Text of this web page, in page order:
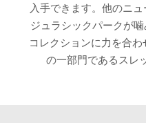
入手できます。他のニ
ジュラシックパークが
コレクションに力を合
の一部門であるスレ